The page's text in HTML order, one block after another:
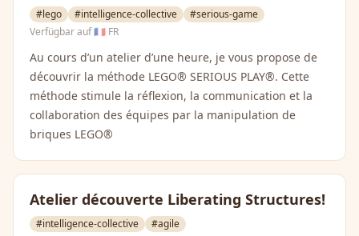
#lego #intelligence-collective
#serious-game
Verfügbar auf🇫🇷 FR
Au cours d’un atelier d’une heure, je vous propose de
découvrir la méthode LEGO® SERIOUS PLAY®. Cette
méthode stimule la réflexion, la communication et la
collaboration des équipes par la manipulation de
briques LEGO®
Atelier découverte Liberating Structures!
#intelligence-collective
#agile